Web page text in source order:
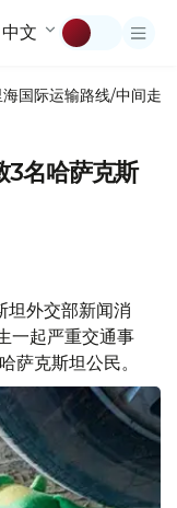
中文
国际运输路线/中间走廊
3名哈萨克斯
外交部新闻消
一起严重交通事
萨克斯坦公民。